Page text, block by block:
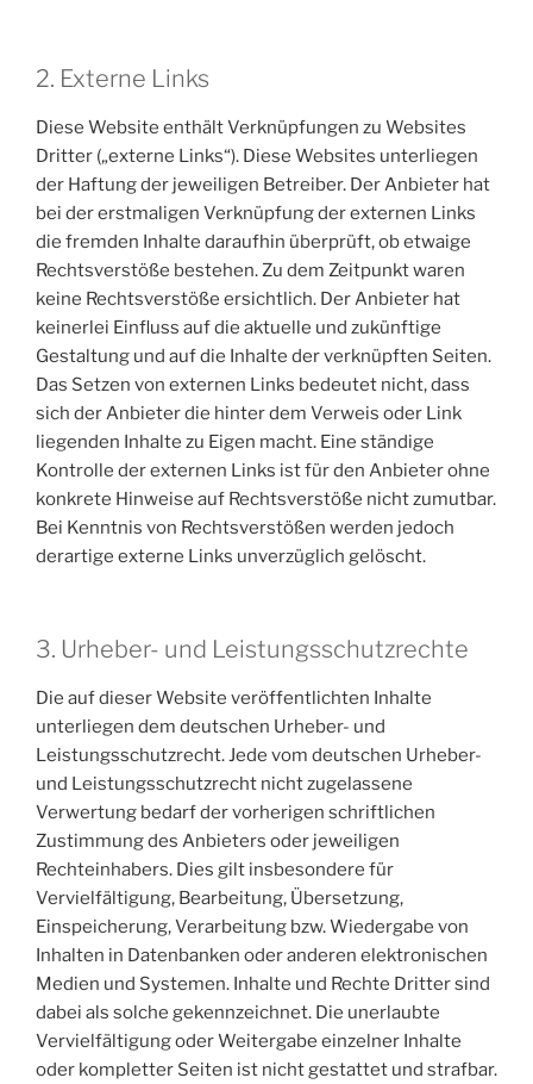
2. Externe Links
Diese Website enthält Verknüpfungen zu Websites
Dritter („externe Links“). Diese Websites unterliegen
der Haftung der jeweiligen Betreiber. Der Anbieter hat
bei der erstmaligen Verknüpfung der externen Links
die fremden Inhalte daraufhin überprüft, ob etwaige
Rechtsverstöße bestehen. Zu dem Zeitpunkt waren
keine Rechtsverstöße ersichtlich. Der Anbieter hat
keinerlei Einfluss auf die aktuelle und zukünftige
Gestaltung und auf die Inhalte der verknüpften Seiten.
Das Setzen von externen Links bedeutet nicht, dass
sich der Anbieter die hinter dem Verweis oder Link
liegenden Inhalte zu Eigen macht. Eine ständige
Kontrolle der externen Links ist für den Anbieter ohne
konkrete Hinweise auf Rechtsverstöße nicht zumutbar.
Bei Kenntnis von Rechtsverstößen werden jedoch
derartige externe Links unverzüglich gelöscht.
3. Urheber- und Leistungsschutzrechte
Die auf dieser Website veröffentlichten Inhalte
unterliegen dem deutschen Urheber- und
Leistungsschutzrecht. Jede vom deutschen Urheber-
und Leistungsschutzrecht nicht zugelassene
Verwertung bedarf der vorherigen schriftlichen
Zustimmung des Anbieters oder jeweiligen
Rechteinhabers. Dies gilt insbesondere für
Vervielfältigung, Bearbeitung, Übersetzung,
Einspeicherung, Verarbeitung bzw. Wiedergabe von
Inhalten in Datenbanken oder anderen elektronischen
Medien und Systemen. Inhalte und Rechte Dritter sind
dabei als solche gekennzeichnet. Die unerlaubte
Vervielfältigung oder Weitergabe einzelner Inhalte
oder kompletter Seiten ist nicht gestattet und strafbar.